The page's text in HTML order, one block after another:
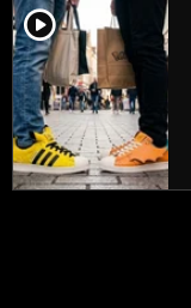
player2